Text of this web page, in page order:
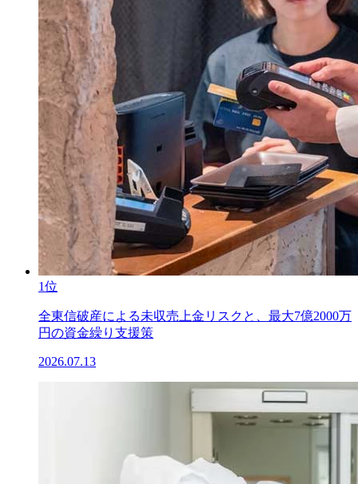
1位
全東信破産による未収売上金リスクと、最大7億2000万
円の資金繰り支援策
2026.07.13